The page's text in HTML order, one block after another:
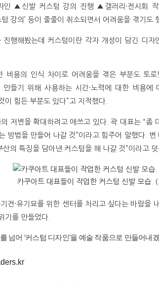
▲신발 커스텀 강의 진행 ▲갤러리·전시회 작
강의’ 등이 줄줄이 취소되면서 어려움을 겪기도
진행해봤는데 커스텀이란 각자 개성이 담긴 디
비용의 인식 차이로 어려움을 겪은 부분도 토
들기 위해 사용하는 시간·노력에 대한 비용에
이 힘든 부분도 있다”고 지적했다.
저변을 확대하려고 애쓰고 있다. 곽 대표는 “좀
방법을 만들어 나갈 것”이라고 힘주어 말했다.
의 특징을 담아낸 커스텀을 해 나갈 것”이라고
카쿠아트 대표들이 작업한 커스텀 신발 모습.
견·유기묘를 위한 센터를 차리고 싶다는 바람을
기를 만들었다.
넘어 ‘커스텀 디자인’을 예술 작품으로 만들어내